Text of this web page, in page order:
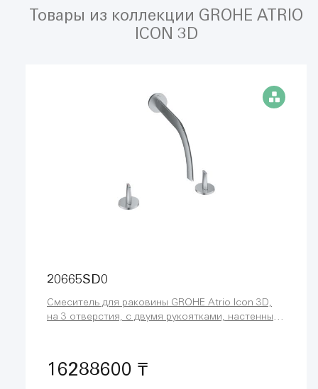
Товары из коллекции GROHE ATRIO
ICON 3D
20665SD0
Смеситель для раковины GROHE Atrio Icon 3D,
на 3 отверстия, с двумя рукоятками, настенный
16288600 ₸